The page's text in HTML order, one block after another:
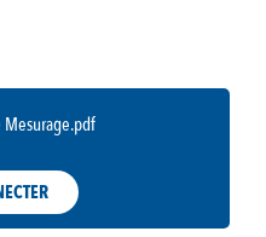
Mesurage.pdf